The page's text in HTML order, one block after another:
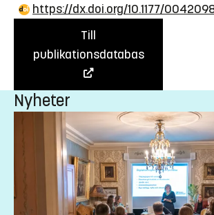
https://dx.doi.org/10.1177/
Till
publikationsdatabas
Nyheter